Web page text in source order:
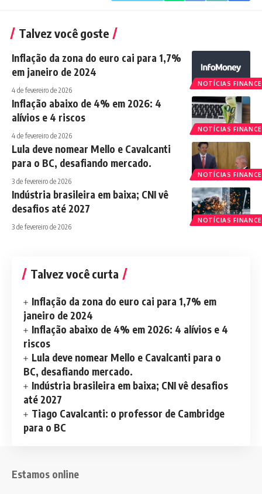
Talvez você goste
NOTÍCIAS
Inflação da zona do euro cai para 1,7%
em janeiro de 2024
4 de fevereiro de 2026
NOTÍCIAS
Inflação abaixo de 4% em 2026: 4
alívios e 4 riscos
4 de fevereiro de 2026
NOTÍCIAS
Lula deve nomear Mello e Cavalcanti
para o BC, desafiando mercado.
3 de fevereiro de 2026
NOTÍCIAS
Indústria brasileira em baixa; CNI vê
desafios até 2027
3 de fevereiro de 2026
Talvez você curta
Inflação da zona do euro cai para 1,7% em
janeiro de 2024
Inflação abaixo de 4% em 2026: 4 alívios e 4
riscos
Lula deve nomear Mello e Cavalcanti para o
BC, desafiando mercado.
Indústria brasileira em baixa; CNI vê desafios
até 2027
Tiago Cavalcanti: o professor de Cambridge
para o BC
Estamos online